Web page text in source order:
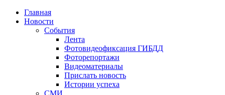
Главная
Новости
События
Лента
Фотовидеофиксация ГИБДД
Фоторепортажи
Видеоматериалы
Прислать новость
Истории успеха
СМИ